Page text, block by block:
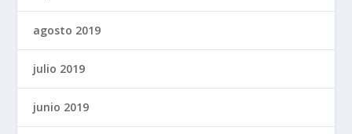
agosto 2019
julio 2019
junio 2019